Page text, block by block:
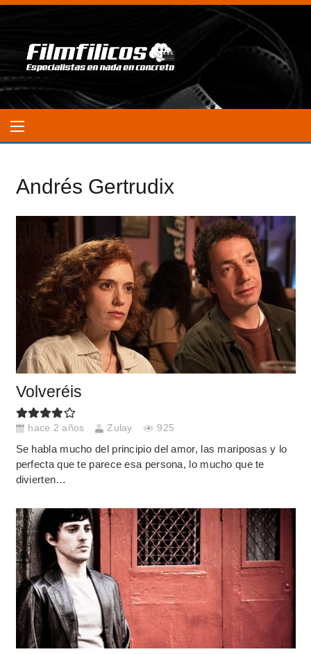
Andrés Gertrudix
Volveréis
hace 2 años Zulay 925
Se habla mucho del principio del amor, las mariposas y lo
perfecta que te parece esa persona, lo mucho que te
divierten…